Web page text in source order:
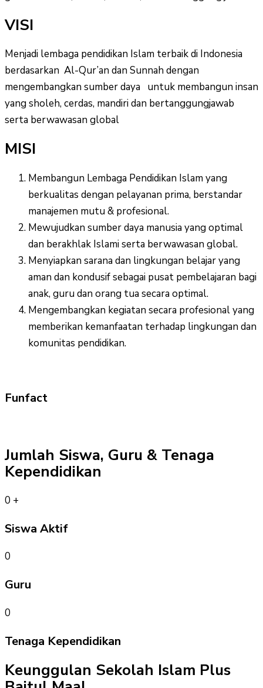
VISI
Menjadi lembaga pendidikan Islam terbaik di Indonesia
berdasarkan Al-Qur’an dan Sunnah dengan
mengembangkan sumber daya untuk membangun insan
yang sholeh, cerdas, mandiri dan bertanggungjawab
serta berwawasan global
MISI
Membangun Lembaga Pendidikan Islam yang
berkualitas dengan pelayanan prima, berstandar
manajemen mutu & profesional.
Mewujudkan sumber daya manusia yang optimal
dan berakhlak Islami serta berwawasan global.
Menyiapkan sarana dan lingkungan belajar yang
aman dan kondusif sebagai pusat pembelajaran bagi
anak, guru dan orang tua secara optimal.
Mengembangkan kegiatan secara profesional yang
memberikan kemanfaatan terhadap lingkungan dan
komunitas pendidikan.
Funfact
Jumlah Siswa, Guru & Tenaga
Kependidikan
0 +
Siswa Aktif
0
Guru
0
Tenaga Kependidikan
Keunggulan Sekolah Islam Plus